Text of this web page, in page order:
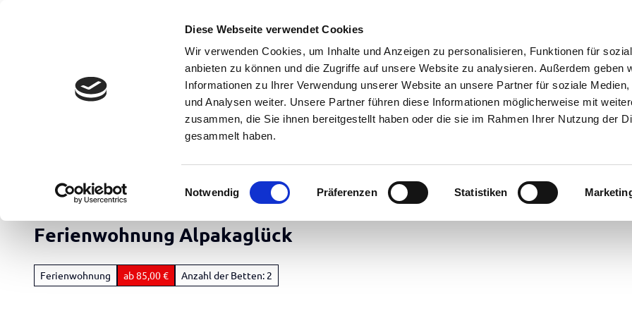
Diese Webseite verwendet Cookies
Wir verwenden Cookies, um Inhalte und Anzeigen zu personalisieren, Funktionen für
anbieten zu können und die Zugriffe auf unsere Website zu analysieren. Außerdem geben
Informationen zu Ihrer Verwendung unserer Website an unsere Partner für soziale Medien,
und Analysen weiter. Unsere Partner führen diese Informationen möglicherweise mit
zusammen, die Sie ihnen bereitgestellt haben oder die sie im Rahmen Ihrer Nutzung der
gesammelt haben.
i
w
l
l
Notwendig Präferenzen Statistiken
&
Aktiv
Übersicht
Freizeit
Buchen
Ferienwohnung Alpakaglück
Ferienwohnung ab 85,00 € Anzahl der Betten: 2